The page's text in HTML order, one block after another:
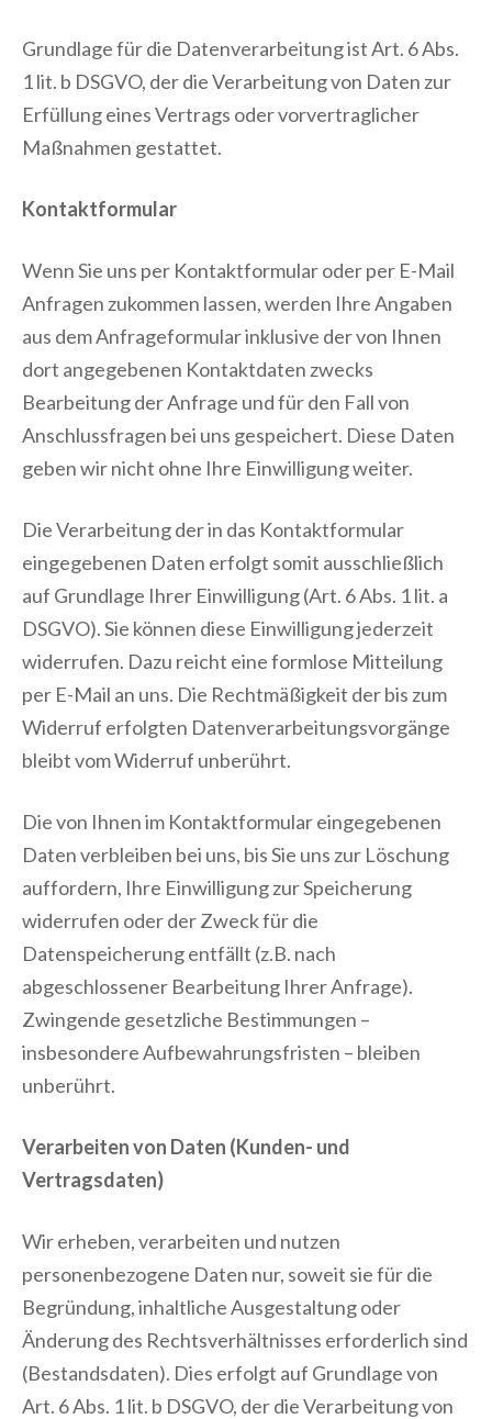
Grundlage für die Datenverarbeitung ist Art. 6 Abs.
1 lit. b DSGVO, der die Verarbeitung von Daten zur
Erfüllung eines Vertrags oder vorvertraglicher
Maßnahmen gestattet.
Kontaktformular
Wenn Sie uns per Kontaktformular oder per E-Mail
Anfragen zukommen lassen, werden Ihre Angaben
aus dem Anfrageformular inklusive der von Ihnen
dort angegebenen Kontaktdaten zwecks
Bearbeitung der Anfrage und für den Fall von
Anschlussfragen bei uns gespeichert. Diese Daten
geben wir nicht ohne Ihre Einwilligung weiter.
Die Verarbeitung der in das Kontaktformular
eingegebenen Daten erfolgt somit ausschließlich
auf Grundlage Ihrer Einwilligung (Art. 6 Abs. 1 lit. a
DSGVO). Sie können diese Einwilligung jederzeit
widerrufen. Dazu reicht eine formlose Mitteilung
per E-Mail an uns. Die Rechtmäßigkeit der bis zum
Widerruf erfolgten Datenverarbeitungsvorgänge
bleibt vom Widerruf unberührt.
Die von Ihnen im Kontaktformular eingegebenen
Daten verbleiben bei uns, bis Sie uns zur Löschung
auffordern, Ihre Einwilligung zur Speicherung
widerrufen oder der Zweck für die
Datenspeicherung entfällt (z.B. nach
abgeschlossener Bearbeitung Ihrer Anfrage).
Zwingende gesetzliche Bestimmungen –
insbesondere Aufbewahrungsfristen – bleiben
unberührt.
Verarbeiten von Daten (Kunden- und
Vertragsdaten)
Wir erheben, verarbeiten und nutzen
personenbezogene Daten nur, soweit sie für die
Begründung, inhaltliche Ausgestaltung oder
Änderung des Rechtsverhältnisses erforderlich sind
(Bestandsdaten). Dies erfolgt auf Grundlage von
Art. 6 Abs. 1 lit. b DSGVO, der die Verarbeitung von